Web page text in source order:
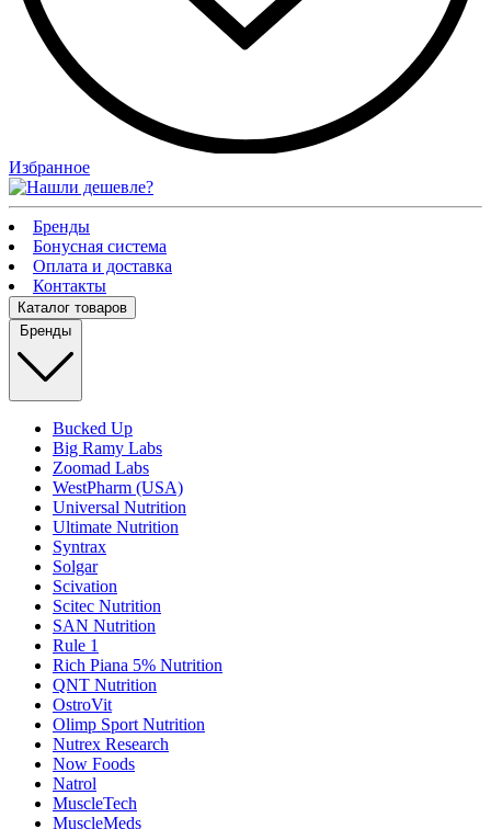
Избранное
Бренды
Бонусная система
Оплата и доставка
Контакты
Каталог товаров
Бренды
Bucked Up
Big Ramy Labs
Zoomad Labs
WestPharm (USA)
Universal Nutrition
Ultimate Nutrition
Syntrax
Solgar
Scivation
Scitec Nutrition
SAN Nutrition
Rule 1
Rich Piana 5% Nutrition
QNT Nutrition
OstroVit
Olimp Sport Nutrition
Nutrex Research
Now Foods
Natrol
MuscleTech
MuscleMeds